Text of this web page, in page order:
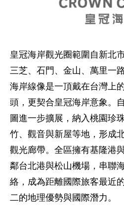
皇冠海岸觀光圈範圍自新北
三芝、石門、金山、萬里一
海岸線像是一頂戴在台灣上
頭，更契合皇冠海岸意象。
圖進一步擴展，納入桃園珍
竹、觀音與新屋等地，形成
觀光廊帶。全區擁有基隆港
鄰台北港與松山機場，串聯
絡，成為距離國際旅客最近
二的地理優勢與國際潛力。